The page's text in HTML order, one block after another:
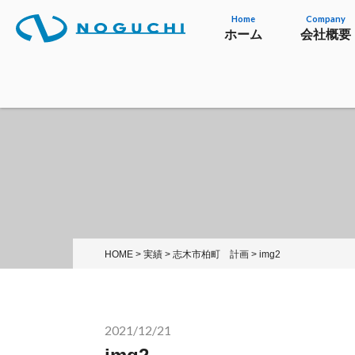
Home
ホーム
Company
会社概要
HOME > 実績 > 志木市柏町 計画 > img2
2021/12/21